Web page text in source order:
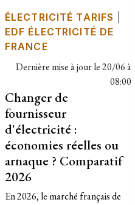
ÉLECTRICITÉ TARIFS
EDF ÉLECTRICITÉ DE
FRANCE
Dernière mise à jour le20/06 à
08:00
Changer de
fournisseur
d'électricité :
économies réelles ou
arnaque ? Comparatif
2026
En 2026, le marché français de